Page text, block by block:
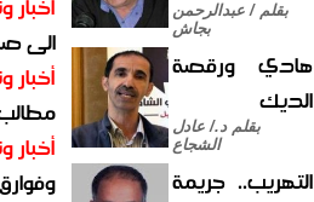
بقلم / عبدالرحمن
بجاش
هادي ورقصة
الديك
بقلم د./ عادل
الشجاع
التهريب.. جريمة
الى
أخبار
أخبار